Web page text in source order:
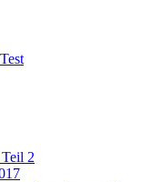
2